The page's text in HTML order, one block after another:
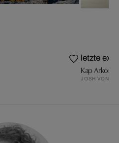
letzte
Kap Arkona
JOSH VON